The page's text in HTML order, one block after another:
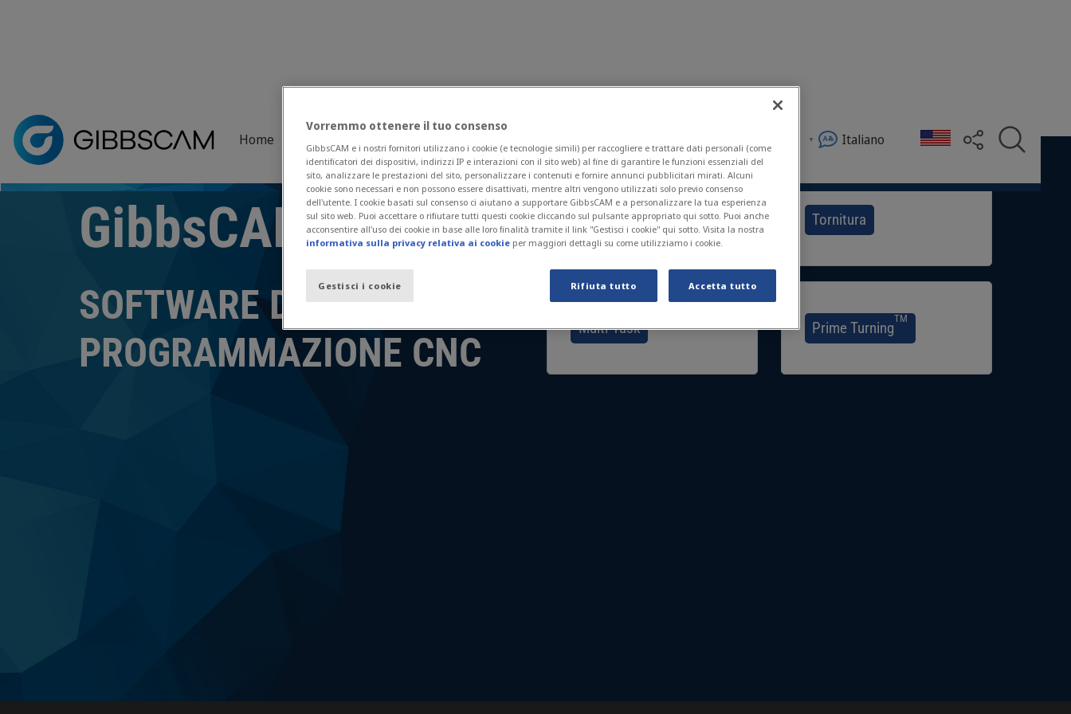
Home Italiano
Home> Scarica il pdf
Pagina di download delle brochures GibbsCAM in formato PDF.
GibbsCAM
SOFTWARE DI
PROGRAMMAZIONE CNC
Fresatura Tornitura
Multi-Task Prime Turning
TM
Vorremmo ottenere il tuo consenso
GibbsCAM e i nostri fornitori utilizzano i cookie (e tecnologie simili) per raccogliere e trattare dati personali (come
identificatori dei dispositivi, indirizzi IP e interazioni con il sito web) al fine di garantire le funzioni essenziali del
sito, analizzare le prestazioni del sito, personalizzare i contenuti e fornire annunci pubblicitari mirati. Alcuni
cookie sono necessari e non possono essere disattivati, mentre altri vengono utilizzati solo previo consenso
dell'utente. I cookie basati sul consenso ci aiutano a supportare GibbsCAM e a personalizzare la tua esperienza
sul sito web. Puoi accettare o rifiutare tutti questi cookie cliccando sul pulsante appropriato qui sotto. Puoi anche
acconsentire all'uso dei cookie in base alle loro finalità tramite il link "Gestisci i cookie" qui sotto. Visita la nostra
informativa sulla privacy relativa ai cookie per maggiori dettagli su come utilizziamo i cookie.
Gestisci i cookie Rifiuta tutto Accetta tutto